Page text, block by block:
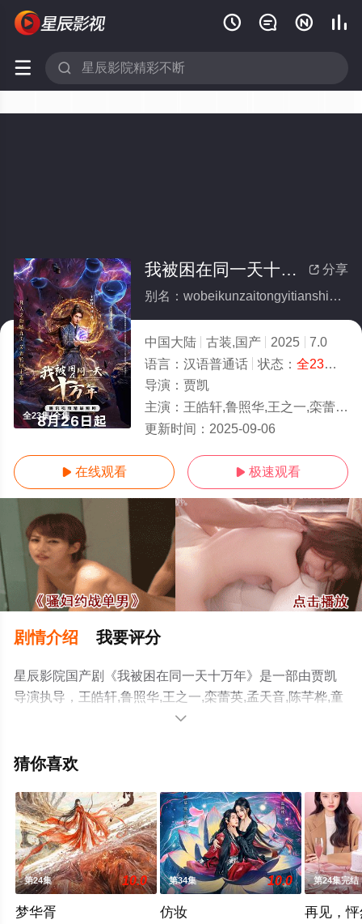
   
 
全23集/全集
 分享
我被困在同一天十万年(全集)
别名：wobeikunzaitongyitianshiwannian
中国大陆 古装,国产 2025
7.0
语言： 汉语普通话 状态： 全23集
导演： 贾凯
主演： 王皓轩,鲁照华,王之一,栾蕾英,孟天音,陈芊桦,童虎,马东延,朱旻昕,刘晨睿
更新时间： 2025-09-06
 在线观看  极速观看
剧情介绍 我要评分
星辰影院国产剧《我被困在同一天十万年》是一部由贾凯
导演执导，王皓轩,鲁照华,王之一,栾蕾英,孟天音,陈芊桦,童
虎,马东延,朱旻昕,刘晨睿等演员精彩演绎的中国大陆电视
删减完整版电视剧全集就上星辰电影网，更多相关信息可

猜你喜欢
第24集 10.0
梦华胥
第34集 10.0
仿妆
第24集完结
再见，